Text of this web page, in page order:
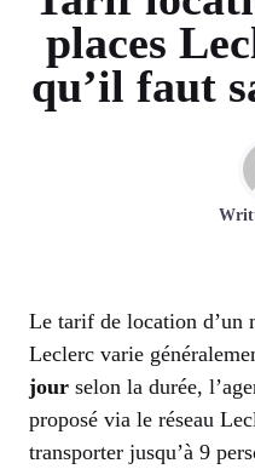
places
qu’il faut
Le tarif de location d’un
Leclerc varie
jour selon la durée,
proposé via le réseau
transporter jusqu’à 9